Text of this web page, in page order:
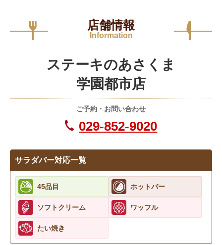
店舗情報
Information
ステーキのあさくま
学園都市店
ご予約・お問い合わせ
029-852-9020
サラダバー対応一覧
45品目 ホットバー
ソフトクリーム ワッフル
たい焼き